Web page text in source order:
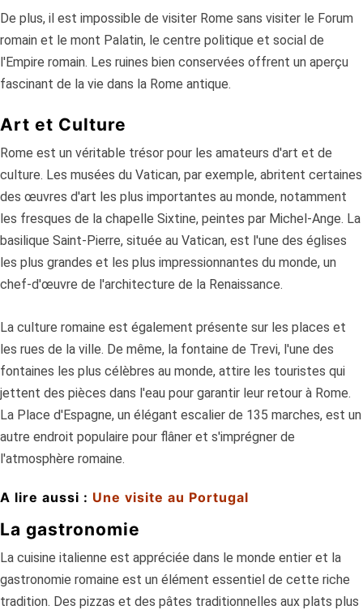
De plus, il est impossible de visiter Rome sans visiter le Forum
romain et le mont Palatin, le centre politique et social de
l'Empire romain. Les ruines bien conservées offrent un aperçu
fascinant de la vie dans la Rome antique.
Art et Culture
Rome est un véritable trésor pour les amateurs d'art et de
culture. Les musées du Vatican, par exemple, abritent certaines
des œuvres d'art les plus importantes au monde, notamment
les fresques de la chapelle Sixtine, peintes par Michel-Ange. La
basilique Saint-Pierre, située au Vatican, est l'une des églises
les plus grandes et les plus impressionnantes du monde, un
chef-d'œuvre de l'architecture de la Renaissance.
La culture romaine est également présente sur les places et
les rues de la ville. De même, la fontaine de Trevi, l'une des
fontaines les plus célèbres au monde, attire les touristes qui
jettent des pièces dans l'eau pour garantir leur retour à Rome.
La Place d'Espagne, un élégant escalier de 135 marches, est un
autre endroit populaire pour flâner et s'imprégner de
l'atmosphère romaine.
A lire aussi : Une visite au Portugal
La gastronomie
La cuisine italienne est appréciée dans le monde entier et la
gastronomie romaine est un élément essentiel de cette riche
tradition. Des pizzas et des pâtes traditionnelles aux plats plus